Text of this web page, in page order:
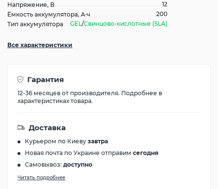
Напряжение, В
12
Ёмкость аккумулятора, А·ч
200
Тип аккумулятора
GEL/Свинцово-кислотные (SLA)
Все характеристики
Гарантия
12-36 месяцев от производителя. Подробнее в
характеристиках товара.
Доставка
Курьером по Киеву завтра
Новая почта по Украине отправим сегодня
Самовывоз: доступно
Читать подробнее